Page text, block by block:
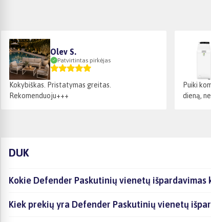
Olev S.
Patvirtintas pirkėjas
Kokybiškas. Pristatymas greitas.
Rekomenduoju+++
Puiki
dieną,
DUK
Kokie Defender Paskutinių vienetų
Kiek prekių yra Defender Paskutinių vienetų